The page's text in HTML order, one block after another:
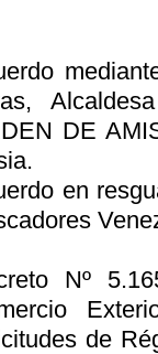
DE
en
Nº
de